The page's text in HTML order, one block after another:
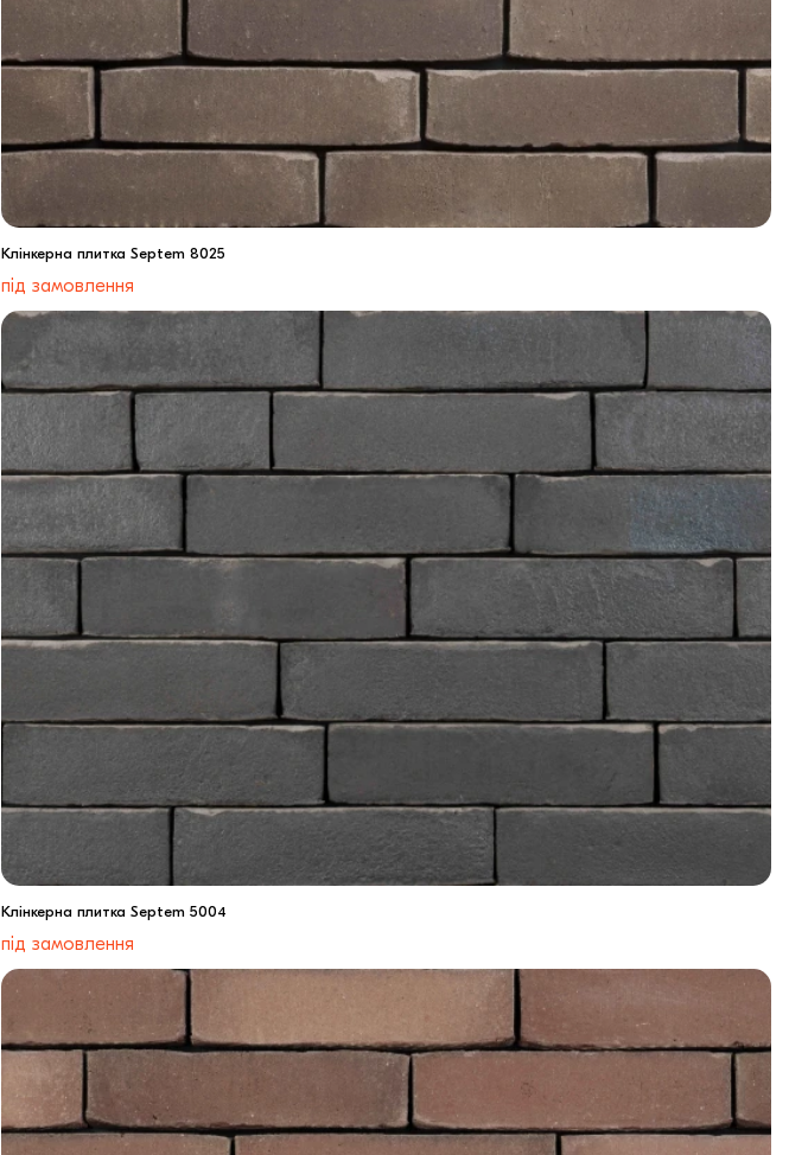
Клінкерна плитка Septem 8025
під замовлення
Клінкерна плитка Septem 5004
під замовлення